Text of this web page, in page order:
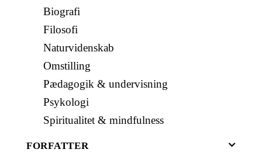
Biografi
Filosofi
Naturvidenskab
Omstilling
Pædagogik & undervisning
Psykologi
Spiritualitet & mindfulness
FORFATTER